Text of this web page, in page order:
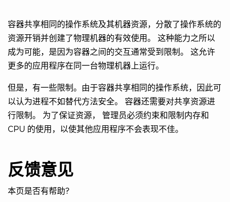
容器共享相同的操作系统及其机器资源，分散了操作系统的
资源开销并创建了物理机器的有效使用。 这种能力之所以
成为可能，是因为容器之间的交互通常受到限制。 这允许
更多的应用程序在同一台物理机器上运行。
但是，有一些限制。由于容器共享相同的操作系统，因此可
以认为进程不如替代方法安全。 容器还需要对共享资源进
行限制。 为了保证资源， 管理员必须约束和限制内存和
CPU 的使用，以使其他应用程序不会表现不佳。
反馈意见
本页是否有帮助?